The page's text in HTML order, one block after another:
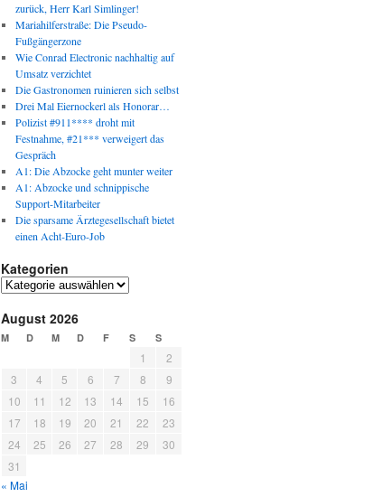
zurück, Herr Karl Simlinger!
Mariahilferstraße: Die Pseudo-
Fußgängerzone
Wie Conrad Electronic nachhaltig auf
Umsatz verzichtet
Die Gastronomen ruinieren sich selbst
Drei Mal Eiernockerl als Honorar…
Polizist #911**** droht mit
Festnahme, #21*** verweigert das
Gespräch
A1: Die Abzocke geht munter weiter
A1: Abzocke und schnippische
Support-Mitarbeiter
Die sparsame Ärztegesellschaft bietet
einen Acht-Euro-Job
Kategorien
Kategorien
August 2026
M D M D F S S
1
2
3
4 5 6 7 8
9
10
11 12 13 14 15
16
17
18 19 20 21 22
23
24
25 26 27 28 29
30
31
« Mai